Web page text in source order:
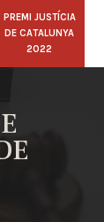
PREMI JUSTÍCIA
DE CATALUNYA
2022